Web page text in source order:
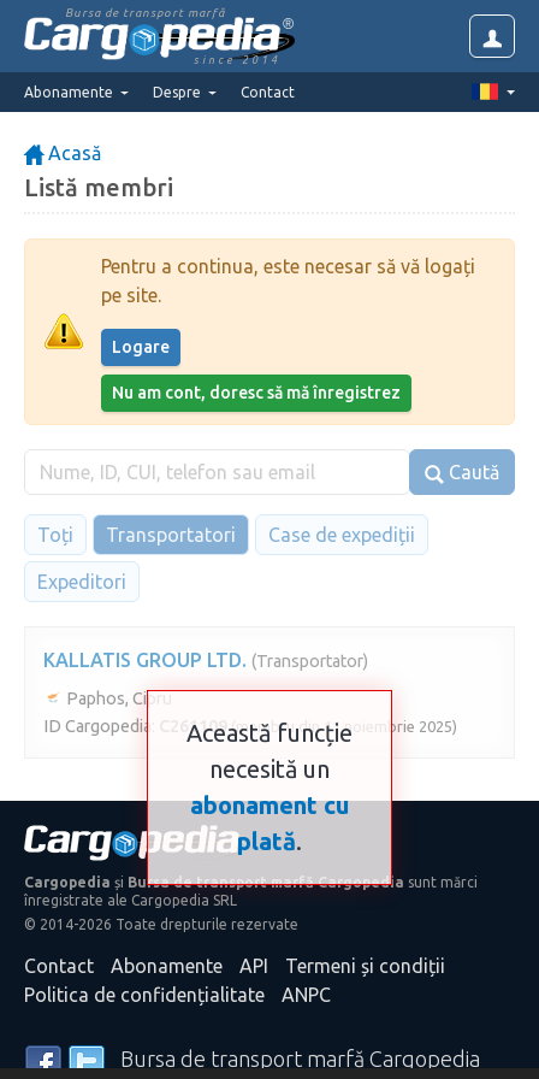
Bursa de transport marfă
since 2014
Abonamente Despre Contact
Acasă
Listă membri
Pentru a continua, este necesar să vă logați
pe site.
Logare
Nu am cont, doresc să mă înregistrez
Caută
Toți Transportatori Case de expediții
Expeditori
KALLATIS GROUP LTD. (Transportator)
Paphos, Cipru
ID Cargopedia:
C261109 (membru din 11 noiembrie 2025)
Această funcție
necesită un
abonament cu
plată.
Cargopedia și Bursa de transport marfă Cargopedia sunt mărci
înregistrate ale Cargopedia SRL
© 2014-2026 Toate drepturile rezervate
Contact Abonamente API
Termeni și condiții
Politica de confidențialitate
ANPC
Bursa de transport marfă Cargopedia